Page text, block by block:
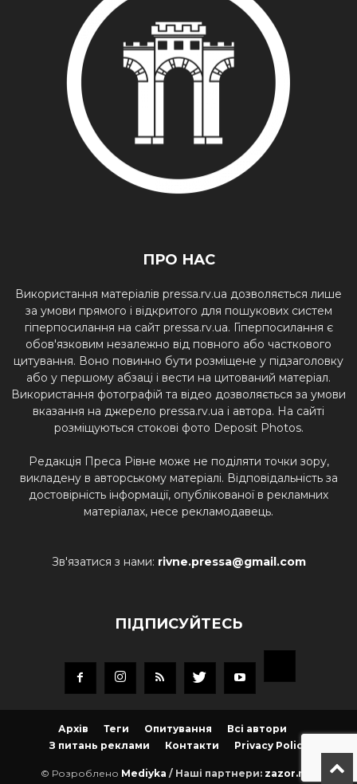
ПРО НАС
Використання матеріалів pressa.rv.ua дозволяється лише
за умови прямого і відкритого для пошукових систем
гіперпосилання на сайт pressa.rv.ua. Гіперпосилання є
обов'язковим незалежно від повного або часткового
цитування. Воно повинно бути розміщене у підзаголовку
або у першому абзаці і вести на цитований матеріал.
Використання фотографій та відео дозволяється за умови
вказання на джерело pressa.rv.ua і автора. На сайті
розміщуються стокові фото Deposit Photos.
Редакція Преса Рівне може не поділяти точки зору,
викладену в авторському матеріалі. Відповідальність за
достовірність інформації, опублікованої в рекламних
матеріалах, несе рекламодавець.
Зв'язатися з нами: rivne.pressa@gmail.com
ПІДПИСУЙТЕСЬ
Архів Теги Опитування
Всі автори
З питань реклами
Контакти Privacy Policy
© Розроблено Mediyka / Наші партнери: zazor.net